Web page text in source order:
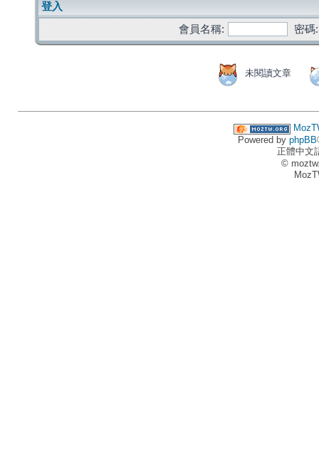
登入
會員名稱:
密碼:
未閱讀文章
Powered by phpBB
正體中文
©